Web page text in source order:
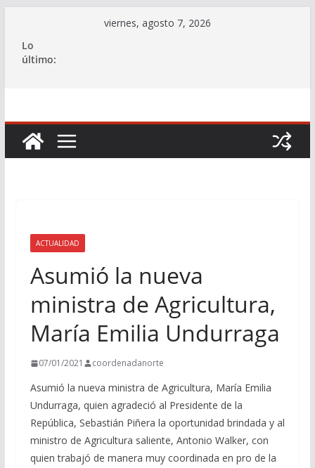
contenido
viernes, agosto 7, 2026
Lo
último:
ACTUALIDAD
Asumió la nueva
ministra de Agricultura,
María Emilia Undurraga
07/01/2021 coordenadanorte
Asumió la nueva ministra de Agricultura, María Emilia
Undurraga, quien agradeció al Presidente de la
República, Sebastián Piñera la oportunidad brindada y al
ministro de Agricultura saliente, Antonio Walker, con
quien trabajó de manera muy coordinada en pro de la